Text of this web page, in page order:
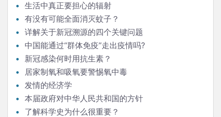
发言生活中真正要担心的辐射
有没有可能全面消灭蚊子？
详解关于新冠溯源的四个关键问题
中国能通过“群体免疫”走出疫情吗?
新冠感染何时用抗生素？
居家制氧和吸氧要警惕氧中毒
发情的经济学
本届政府对中华人民共和国的方针
了解科学史为什么很重要？